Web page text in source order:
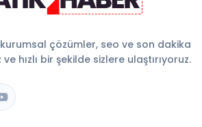
çözümler, seo ve son dakika
hızlı bir şekilde sizlere ulaştırıyoruz.